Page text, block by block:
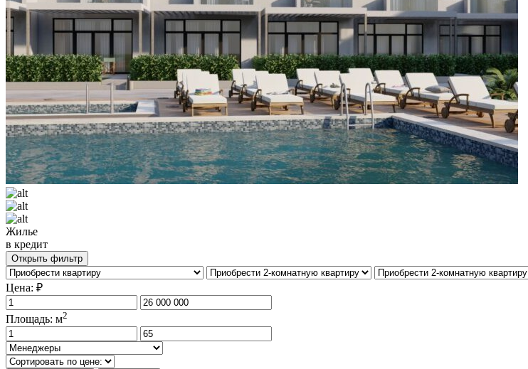
Жилье
в кредит
Открыть фильтр
Цена: ₽
Площадь: м2